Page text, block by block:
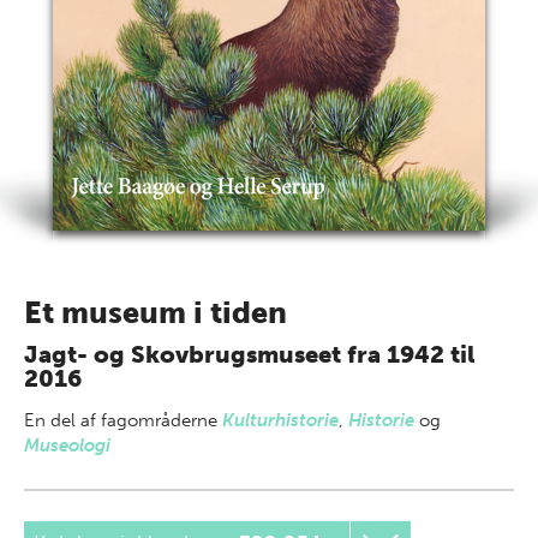
Et museum i tiden
Jagt- og Skovbrugsmuseet fra 1942 til
2016
En del af fagområderne Kulturhistorie, Historie og
Museologi